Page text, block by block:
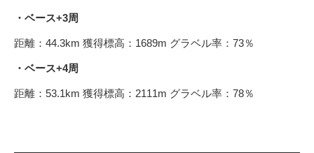
・ベース+3周
距離：44.3km 獲得標高：1689m グラベル率：73％
・ベース+4周
距離：53.1km 獲得標高：2111m グラベル率：78％